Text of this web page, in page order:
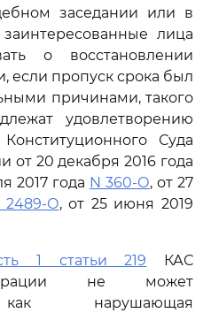
заседании или в
лица
о восстановлении
если пропуск срока был
причинами, такого
удовлетворению
Суда
от 20 декабря 2016 года
2017 года N 360-О, от 27
2489-О, от 25 июня 2019
1 статьи 219 КАС
не может
как нарушающая